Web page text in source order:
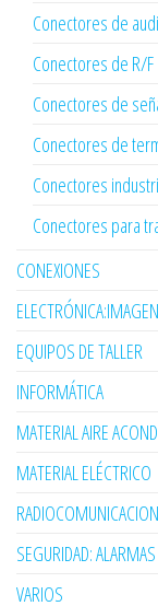
Conectores de
Conectores de R/F
Conectores de
Conectores de
Conectores
Conectores para
CONEXIONES
EQUIPOS DE TALLER
INFORMÁTICA
MATERIAL AIRE
MATERIAL ELÉCTRICO
SEGURIDAD:
VARIOS